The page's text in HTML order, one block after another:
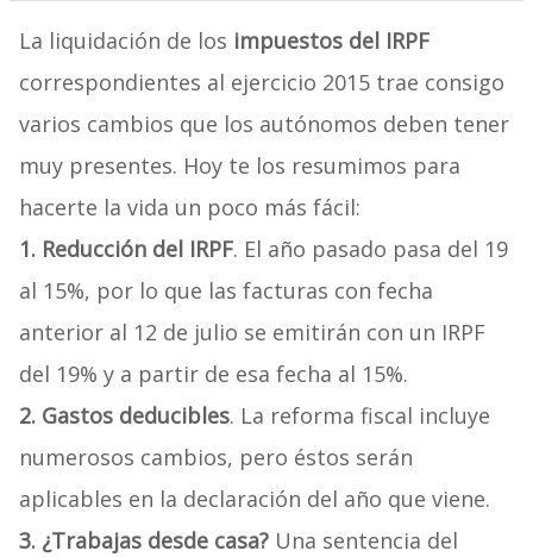
La liquidación de los impuestos del IRPF
correspondientes al ejercicio 2015 trae consigo
varios cambios que los autónomos deben tener
muy presentes. Hoy te los resumimos para
hacerte la vida un poco más fácil:
1. Reducción del IRPF. El año pasado pasa del 19
al 15%, por lo que las facturas con fecha
anterior al 12 de julio se emitirán con un IRPF
del 19% y a partir de esa fecha al 15%.
2. Gastos deducibles. La reforma fiscal incluye
numerosos cambios, pero éstos serán
aplicables en la declaración del año que viene.
3. ¿Trabajas desde casa? Una sentencia del